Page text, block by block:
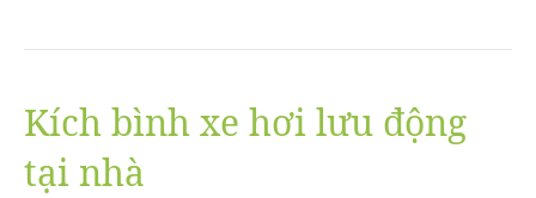
Kích bình xe hơi lưu động
tại nhà